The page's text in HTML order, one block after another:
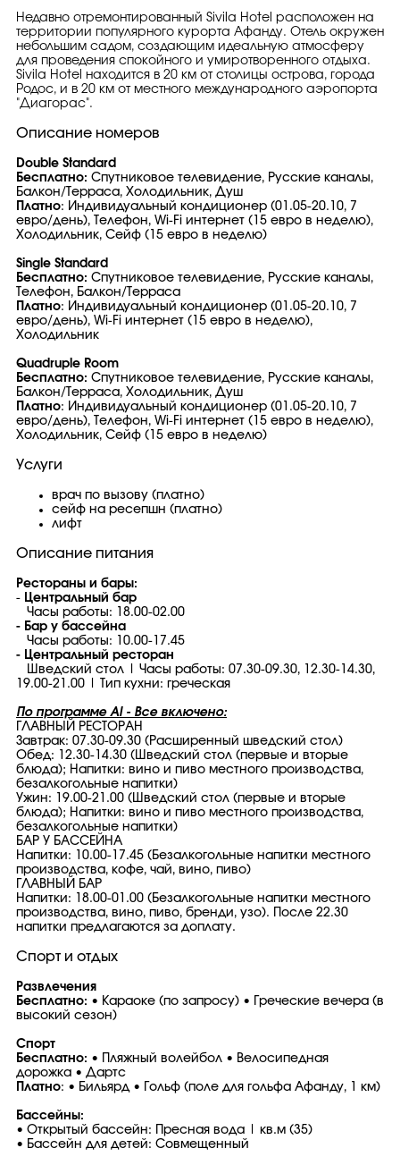
Недавно отремонтированный Sivila Hotel расположен на
территории популярного курорта Афанду. Отель окружен
небольшим садом, создающим идеальную атмосферу
для проведения спокойного и умиротворенного отдыха.
Sivila Hotel находится в 20 км от столицы острова, города
Родос, и в 20 км от местного международного аэропорта
"Диагорас".
Описание номеров
Double Standard
Бесплатно: Спутниковое телевидение, Русские каналы,
Балкон/Терраса, Холодильник, Душ
Платно: Индивидуальный кондиционер (01.05-20.10, 7
евро/день), Телефон, Wi-Fi интернет (15 евро в неделю),
Холодильник, Сейф (15 евро в неделю)
Single Standard
Бесплатно: Спутниковое телевидение, Русские каналы,
Телефон, Балкон/Терраса
Платно: Индивидуальный кондиционер (01.05-20.10, 7
евро/день), Wi-Fi интернет (15 евро в неделю),
Холодильник
Quadruple Room
Бесплатно: Спутниковое телевидение, Русские каналы,
Балкон/Терраса, Холодильник, Душ
Платно: Индивидуальный кондиционер (01.05-20.10, 7
евро/день), Телефон, Wi-Fi интернет (15 евро в неделю),
Холодильник, Сейф (15 евро в неделю)
Услуги
врач по вызову (платно)
сейф на ресепшн (платно)
лифт
Описание питания
Рестораны и бары:
- Центральный бар
Часы работы: 18.00-02.00
- Бар у бассейна
Часы работы: 10.00-17.45
- Центральный ресторан
Шведский стол | Часы работы: 07.30-09.30, 12.30-14.30,
19.00-21.00 | Тип кухни: греческая
По программе AI - Все включено:
ГЛАВНЫЙ РЕСТОРАН
Завтрак: 07.30-09.30 (Расширенный шведский стол)
Обед: 12.30-14.30 (Шведский стол (первые и вторые
блюда); Напитки: вино и пиво местного производства,
безалкогольные напитки)
Ужин: 19.00-21.00 (Шведский стол (первые и вторые
блюда); Напитки: вино и пиво местного производства,
безалкогольные напитки)
БАР У БАССЕЙНА
Напитки: 10.00-17.45 (Безалкогольные напитки местного
производства, кофе, чай, вино, пиво)
ГЛАВНЫЙ БАР
Напитки: 18.00-01.00 (Безалкогольные напитки местного
производства, вино, пиво, бренди, узо). После 22.30
напитки предлагаются за доплату.
Спорт и отдых
Развлечения
Бесплатно: • Караоке (по запросу) • Греческие вечера (в
высокий сезон)
Спорт
Бесплатно: • Пляжный волейбол • Велосипедная
дорожка • Дартс
Платно: • Бильярд • Гольф (поле для гольфа Афанду, 1 км)
Бассейны:
• Открытый бассейн: Пресная вода | кв.м (35)
• Бассейн для детей: Совмещенный